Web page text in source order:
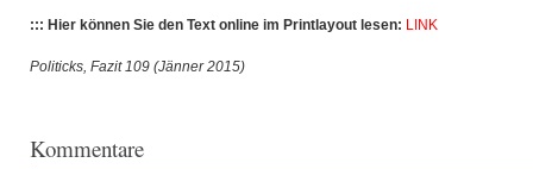
::: Hier können Sie den Text online im Printlayout lesen: LINK
Politicks, Fazit 109 (Jänner 2015)
Kommentare